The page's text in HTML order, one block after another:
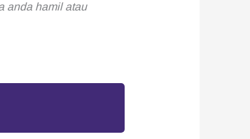
anda hamil atau